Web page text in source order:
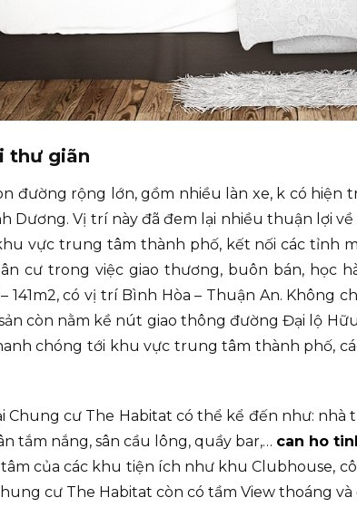
thư giãn
đường rộng lớn, gồm nhiều làn xe, k có
Vị trí này đã đem lại nhiều thuận lợi
vực trung tâm thành phố, kết nối các tỉnh
cư trong việc giao thương, buôn bán, học
141m2, có vị trí Bình Hòa – Thuận An.
còn nằm kề nút giao thông đường Đại lộ
chóng tới khu vực trung tâm thành phố,
cư The Habitat có thể kể đến như:
tắm nắng, sân cầu lông, quầy bar,… can ho
của các khu tiện ích như khu Clubhouse,
cư The Habitat còn có tầm View thoáng